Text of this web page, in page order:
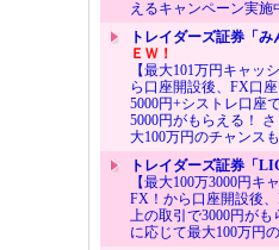
えるキャンペーン実施
トレイダーズ証券「み
ＥＷ！
【最大101万円キャッ
ら口座開設後、FX口
5000円+シストレ口座
5000円がもらえる！
大100万円のチャンスも
トレイダーズ証券「
【最大100万3000円キ
FX！から口座開設後
上の取引で3000円が
に応じて最大100万円